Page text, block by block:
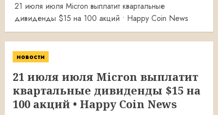
21 июля июля Micron выплатит квартальные
дивиденды $15 на 100 акций • Happy Coin News
новости
21 июля июля Micron выплатит
квартальные дивиденды $15 на
100 акций • Happy Coin News